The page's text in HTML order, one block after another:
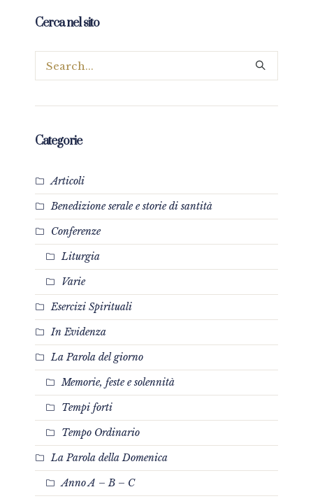
Cerca nel sito
Categorie
Articoli
Benedizione serale e storie di santità
Conferenze
Liturgia
Varie
Esercizi Spirituali
In Evidenza
La Parola del giorno
Memorie, feste e solennità
Tempi forti
Tempo Ordinario
La Parola della Domenica
Anno A – B – C